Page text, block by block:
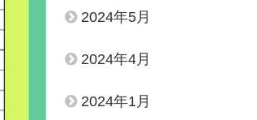
2024年5月
2024年4月
2024年1月